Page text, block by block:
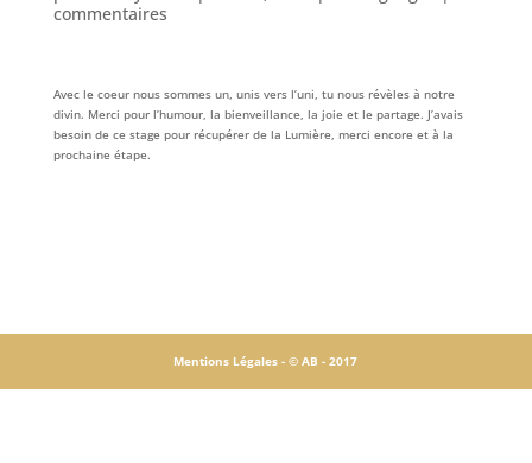
commentaires
Avec le coeur nous sommes un, unis vers l’uni, tu nous révèles à notre
divin. Merci pour l’humour, la bienveillance, la joie et le partage. J’avais
besoin de ce stage pour récupérer de la Lumière, merci encore et à la
prochaine étape.
Mentions Légales -© AB - 2017